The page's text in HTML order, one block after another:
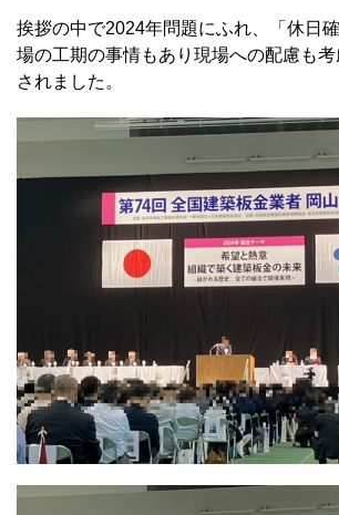
挨拶の中で2024年問題にふれ、「休日
場の工期の事情もあり現場への配慮も
されました。